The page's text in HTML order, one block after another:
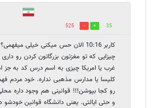
35
525
کاربر 10:16 الان حس میکنی خیلی
چیزایی که تو مغزتون بزرگاتون کردن رو
غرب یا امریکا چیزی به اسم درس کد به جز
کلیسا یا مدارس مذهبی نداره. خود مردم
رو کجا بپوشن!!! قوانینی هم وجود داره
و حتی ایالتی. یعنی دانشگاه قوانین خودشو